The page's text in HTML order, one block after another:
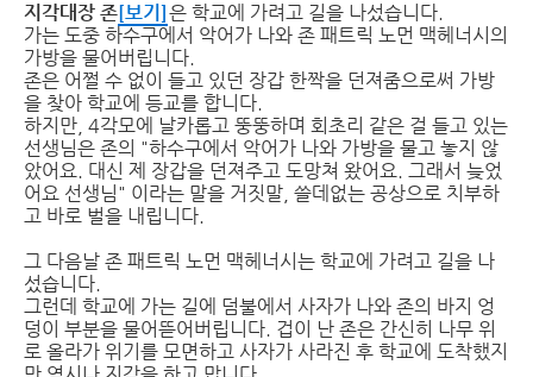
지각대장 존[보기]은 학교에 가려고 길을 나섰습니다.
가는 도중 하수구에서 악어가 나와 존 패트릭 노먼 맥헤너시의
가방을 물어버립니다.
존은 어쩔 수 없이 들고 있던 장갑 한짝을 던져줌으로써 가방
을 찾아 학교에 등교를 합니다.
하지만, 4각모에 날카롭고 뚱뚱하며 회초리 같은 걸 들고 있는
선생님은 존의 "하수구에서 악어가 나와 가방을 물고 놓지 않
았어요. 대신 제 장갑을 던져주고 도망쳐 왔어요. 그래서 늦었
어요 선생님" 이라는 말을 거짓말, 쓸데없는 공상으로 치부하
고 바로 벌을 내립니다.
그 다음날 존 패트릭 노먼 맥헤너시는 학교에 가려고 길을 나
섰습니다.
그런데 학교에 가는 길에 덤불에서 사자가 나와 존의 바지 엉
덩이 부분을 물어뜯어버립니다. 겁이 난 존은 간신히 나무 위
로 올라가 위기를 모면하고 사자가 사라진 후 학교에 도착했지